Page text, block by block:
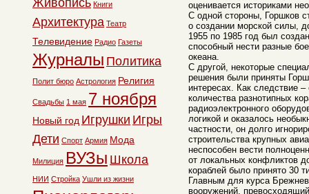
оценивается историками
С одной стороны, Горшков
о создании морской силы,
1955 по 1985 год был
способный нести разные
океана.
С другой, некоторые
решения были приняты
интересах. Как следствие
количества разнотипных
радиоэлектронного
логикой и оказалось
частности, он долго
строительства крупных
неспособен вести
от локальных конфликтов
кораблей было принято 30
Главным для курса
вооружений,
Живопись Книги
Архитектура Театр
Телевидение Радио Газеты
Журналы Политика
Полит бюро Астрология Религия
Свадьбы 1 мая 7 ноября
Новый год Игрушки Игры
Дети Спорт Армия Мода
Милиция ВУЗы Школа
НИИ Стройка Ушли из жизни